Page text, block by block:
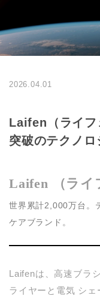
2026.04.01
Laifen（ライフ
突破のテクノロ
Laifen （ライ
世界累計2,000万台。
ケアブランド。
Laifenは、高速ブラ
ライヤーと電気 シ